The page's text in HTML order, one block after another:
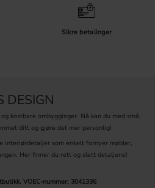
Sikre betalinger
DESIGN
kostbare ombygginger. Nå kan du med små,
ditt og gjøre det mer personlig!
interiørdetaljer som enkelt fornyer møbler,
Her finner du rett og slett detaljene!
VOEC-nummer: 3041336